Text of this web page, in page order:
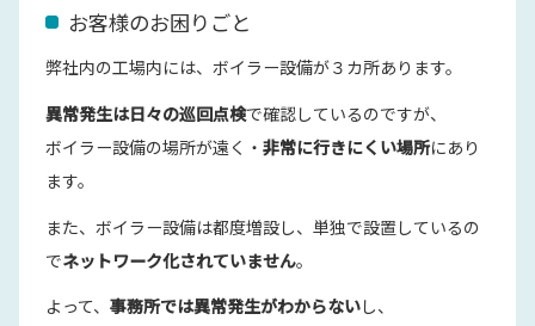
お客様のお困りごと
弊社内の工場内には、ボイラー設備が３カ所あります。
異常発生は日々の巡回点検で確認しているのですが、
ボイラー設備の場所が遠く・ 非常に行きにくい場所にあり
ます。
また、ボイラー設備は都度増設し、単独で設置しているの
でネットワーク化されていません。
よって、 事務所では異常発生がわからないし、